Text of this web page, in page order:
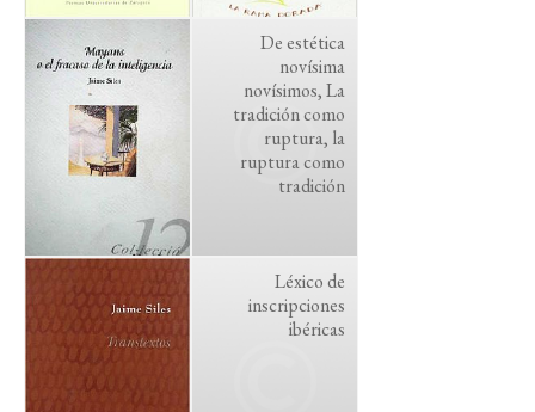
De estética
novísima
novísimos, La
tradición como
ruptura, la
ruptura como
tradición
Léxico de
inscripciones
ibéricas